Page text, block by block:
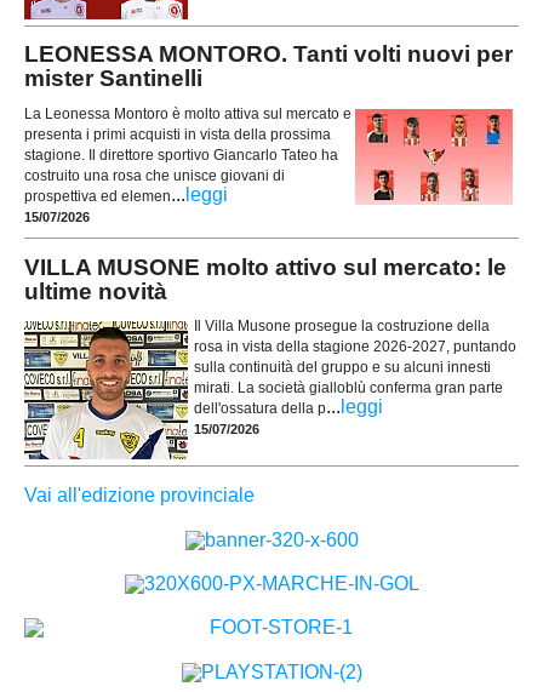
LEONESSA MONTORO. Tanti volti nuovi per
mister Santinelli
La Leonessa Montoro è molto attiva sul mercato e
presenta i primi acquisti in vista della prossima
stagione. Il direttore sportivo Giancarlo Tateo ha
costruito una rosa che unisce giovani di
prospettiva ed elemen... leggi
15/07/2026
VILLA MUSONE molto attivo sul mercato: le
ultime novità
Il Villa Musone prosegue la costruzione della
rosa in vista della stagione 2026-2027, puntando
sulla continuità del gruppo e su alcuni innesti
mirati. La società gialloblù conferma gran parte
dell'ossatura della p... leggi
15/07/2026
Vai all'edizione provinciale